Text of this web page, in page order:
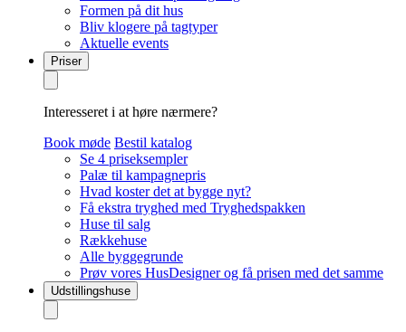
Formen på dit hus
Bliv klogere på tagtyper
Aktuelle events
Priser
Interesseret i at høre nærmere?
Book møde Bestil katalog
Se 4 priseksempler
Palæ til kampagnepris
Hvad koster det at bygge nyt?
Få ekstra tryghed med Tryghedspakken
Huse til salg
Rækkehuse
Alle byggegrunde
Prøv vores HusDesigner og få prisen med det samme
Udstillingshuse